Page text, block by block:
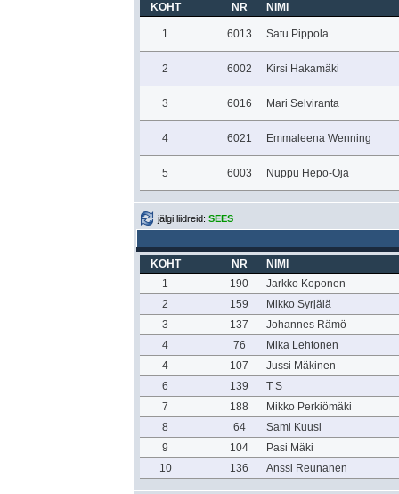
KOHT NR NIMI
1 6013 Satu Pippola
2 6002 Kirsi Hakamäki
3 6016 Mari Selviranta
4 6021 Emmaleena Wenning
5 6003 Nuppu Hepo-Oja
jälgi liidreid: SEES
KOHT NR
NIMI
1
190
Jarkko Koponen
2
159
Mikko Syrjälä
3
137
Johannes Rämö
4
76
Mika Lehtonen
4
107
Jussi Mäkinen
6
139
T S
7
188
Mikko Perkiömäki
8
64
Sami Kuusi
9
104
Pasi Mäki
10
136 Anssi Reunanen